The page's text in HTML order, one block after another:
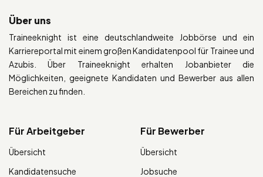
Über uns
Traineeknight ist eine deutschlandweite Jobbörse und ein
Karriereportal mit einem großen Kandidatenpool für Trainee und
Azubis. Über Traineeknight erhalten Jobanbieter die
Möglichkeiten, geeignete Kandidaten und Bewerber aus allen
Bereichen zu finden.
Für Arbeitgeber
Übersicht
Kandidatensuche
Für Bewerber
Übersicht
Jobsuche